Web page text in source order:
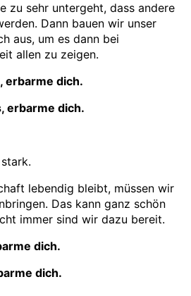
zu sehr untergeht, dass andere
Dann bauen wir unser
aus, um es dann bei
allen zu zeigen.
dich.
erbarme dich.
lebendig bleibt, müssen wir
Das kann ganz schön
immer sind wir dazu bereit.
dich.
dich.